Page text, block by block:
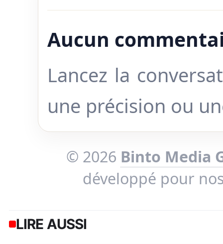
Aucun
Lancez la
une précision ou
© 2026 Binto Media
développé pour
LIRE AUSSI